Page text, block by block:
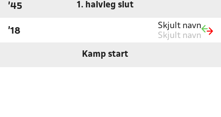
'45 1. halvleg slut
'18
Skjult navn
Skjult navn
Kamp start